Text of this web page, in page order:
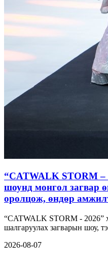
“CATWALK STORM –
шоунд монгол загвар
оролцож, өндөр
“CATWALK STORM - 2026”
шалгаруулах загварын шоу,
2026-08-07